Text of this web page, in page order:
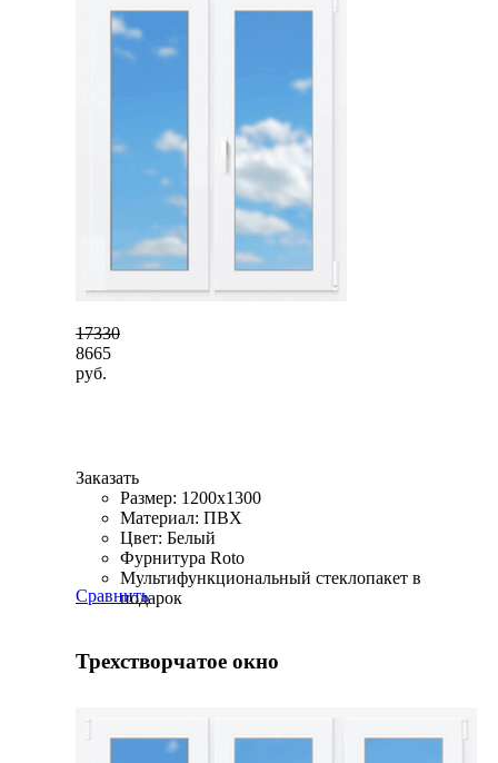
17330
8665
руб.
Заказать
Размер: 1200x1300
Материал: ПВХ
Цвет: Белый
Фурнитура Roto
Мультифункциональный стеклопакет в
подарок
Сравнить
Трехстворчатое окно